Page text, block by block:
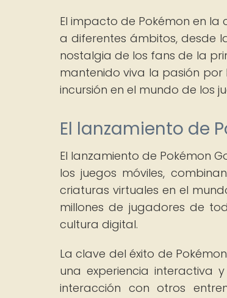
El impacto de Pokémon en
a diferentes ámbitos, desde
nostalgia de los fans de la
mantenido viva la pasión
incursión en el mundo de los
El lanzamiento de
El lanzamiento de Pokémon
los juegos móviles,
criaturas virtuales en el
millones de jugadores de
cultura digital.
La clave del éxito de
una experiencia interactiva
interacción con otros